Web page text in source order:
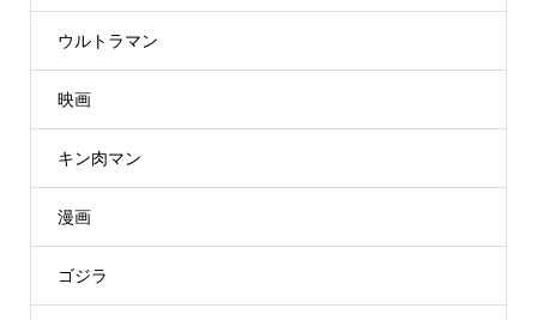
ウルトラマン
映画
キン肉マン
漫画
ゴジラ